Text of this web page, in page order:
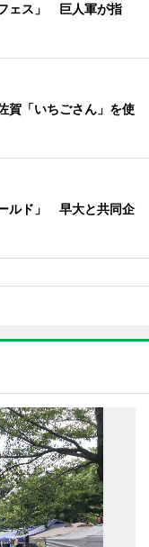
ェス」 巨人軍が指
賀「いちごさん」を使
ルド」 早大と共同企